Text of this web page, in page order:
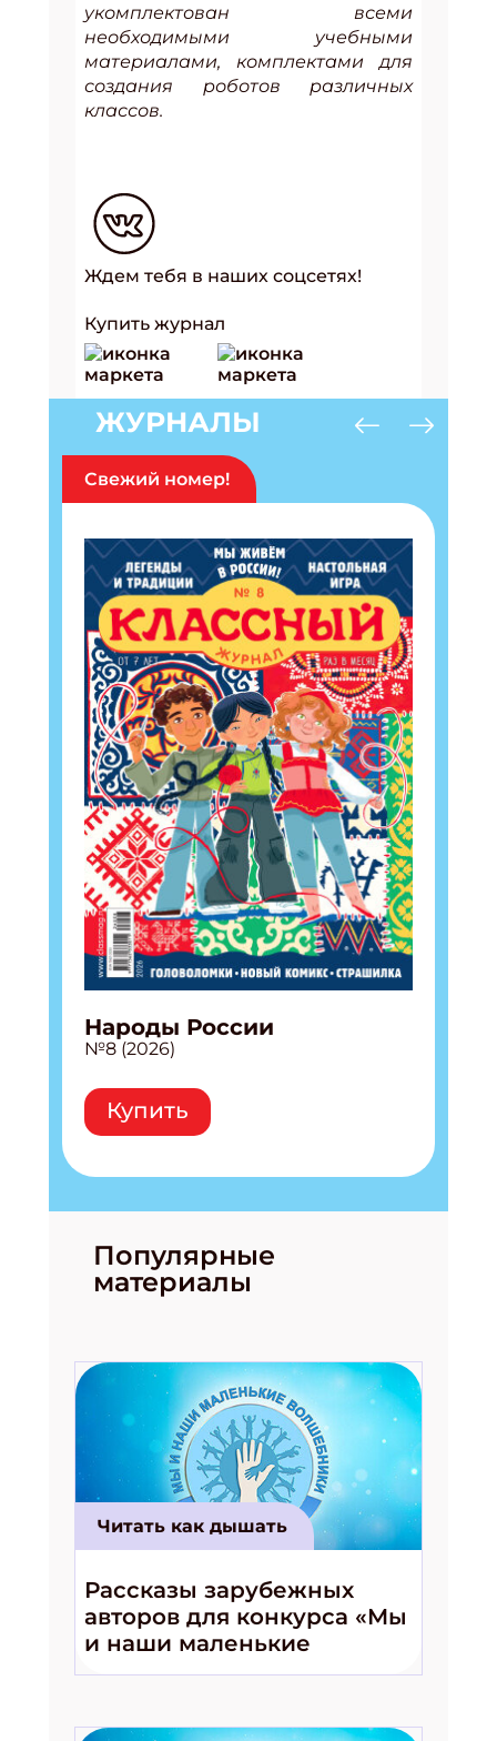
укомплектован всеми
необходимыми учебными
материалами, комплектами для
создания роботов различных
классов.
Ждем тебя в наших соцсетях!
Купить журнал
ЖУРНАЛЫ
Свежий номер!
Народы России
№8 (2026)
Купить
Популярные
материалы
Читать как дышать
Рассказы зарубежных
авторов для конкурса «Мы
и наши маленькие
волшебники!»